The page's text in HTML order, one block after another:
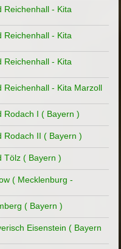
Reichenhall - Kita
Reichenhall - Kita
Reichenhall - Kita
Reichenhall - Kita Marzoll
Rodach I ( Bayern )
Rodach II ( Bayern )
Tölz ( Bayern )
( Mecklenburg -
( Bayern )
Eisenstein ( Bayern